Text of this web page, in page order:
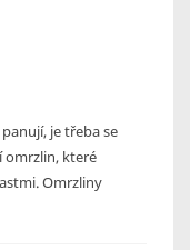
je třeba se
omrzlin, které
Omrzliny